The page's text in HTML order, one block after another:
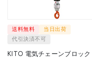
送料無料
当日出荷
代引決済不可
KITO 電気チェーンブロック ED